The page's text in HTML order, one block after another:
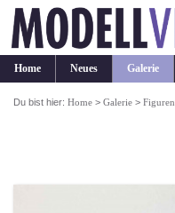
Home Neues Galerie
Du bist hier:Home >Galerie >Figuren